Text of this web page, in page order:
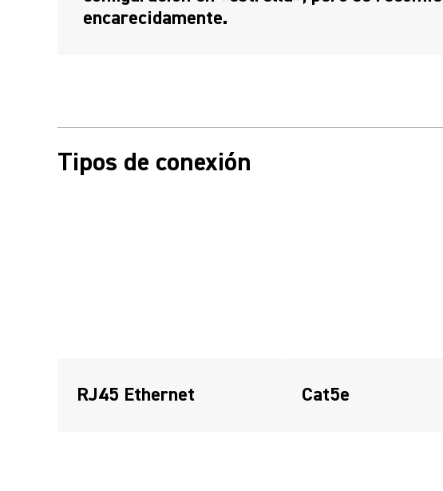
encarecidamente.
Tipos de conexión
RJ45 Ethernet Cat5e